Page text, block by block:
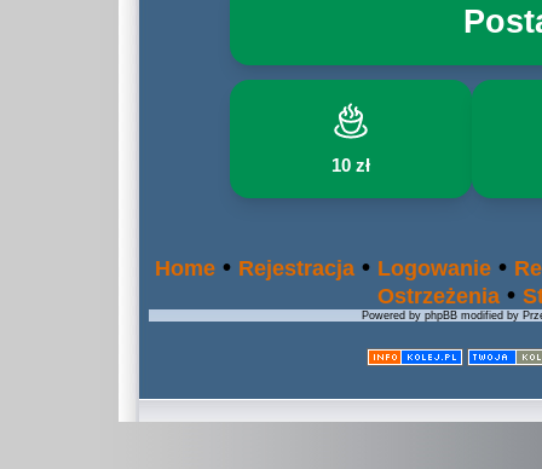
10 zł
Home • Rejestracja • Logowanie •
Ostrzeżenia •
Powered by phpBB modified by